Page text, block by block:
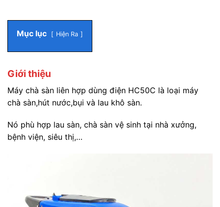
Mục lục Hiện Ra
Giới thiệu
Máy chà sàn liên hợp dùng điện HC50C là loại máy
chà sàn,hút nước,bụi và lau khô sàn.
Nó phù hợp lau sàn, chà sàn vệ sinh tại nhà xưởng,
bệnh viện, siêu thị,…